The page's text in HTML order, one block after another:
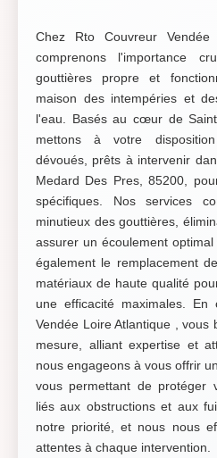
Chez Rto Couvreur
comprenons l'importance
gouttières propre et
maison des intempéries et
l'eau. Basés au cœur de
mettons à votre
dévoués, prêts à intervenir
Medard Des Pres, 85200,
spécifiques. Nos services
minutieux des gouttières,
assurer un écoulement
également le remplacement
matériaux de haute qualité
une efficacité maximales. En
Vendée Loire Atlantique , vous
mesure, alliant expertise et
nous engageons à vous offrir
vous permettant de protéger
liés aux obstructions et aux
notre priorité, et nous nous
attentes à chaque intervention.